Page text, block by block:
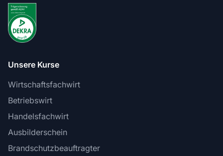
Unsere Kurse
Wirtschaftsfachwirt
Betriebswirt
Handelsfachwirt
Ausbilderschein
Brandschutzbeauftragter